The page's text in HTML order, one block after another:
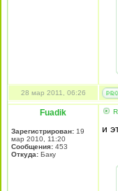
28 мар 2011, 06:26
Fuadik
Зарегистрирован: 19
мар 2010, 11:20
Сообщения: 453
Откуда: Баку
и